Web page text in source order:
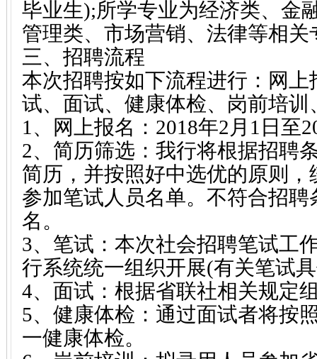
毕业生);所学专业为经济类、金
管理类、市场营销、法律等相关
三、招聘流程
本次招聘按如下流程进行：网
试、面试、健康体检、岗前培训
1、网上报名：2018年2月1日至
2、简历筛选：我行将根据招聘
简历，并按照好中选优的原则
参加笔试人员名单。不符合招
名。
3、笔试：本次社会招聘笔试工
行系统统一组织开展(有关笔试
4、面试：根据省联社相关规定
5、健康体检：通过面试者将按
一健康体检。